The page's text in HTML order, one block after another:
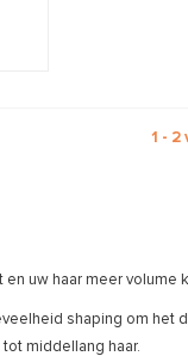
1 - 2
uw haar meer volume
shaping om het
middellang haar.